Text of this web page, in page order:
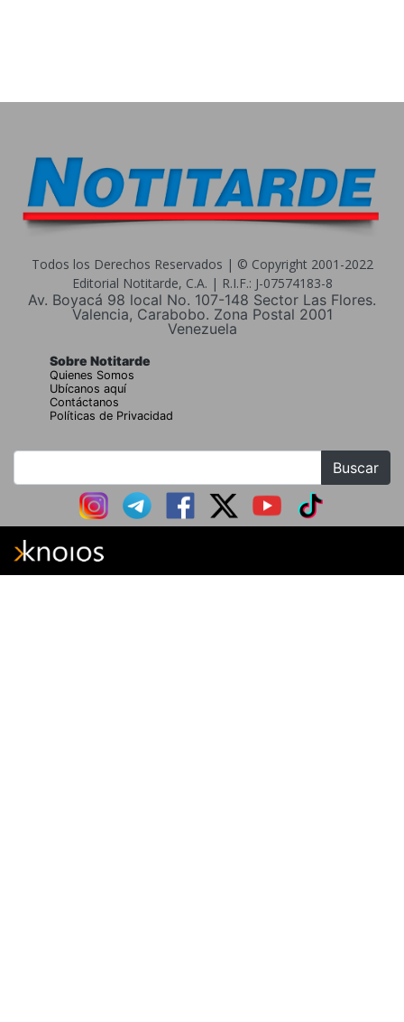
Todos los Derechos Reservados | © Copyright 2001-2022
Editorial Notitarde, C.A. | R.I.F.: J-07574183-8
Av. Boyacá 98 local No. 107-148 Sector Las Flores.
Valencia, Carabobo. Zona Postal 2001
Venezuela
Sobre Notitarde
Quienes Somos
Ubícanos aquí
Contáctanos
Políticas de Privacidad
Buscar